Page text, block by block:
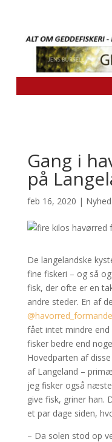
Gang i
på
feb 16, 2020 |
De langelandske
fine fiskeri – og så
fisk, der ofte er en
andre steder. En af
fået intet mindre end
fisker bedre end
Hovedparten af
af Langeland –
jeg fisker også
give fisk, griner han.
et par dage siden,
– Da solen stod op